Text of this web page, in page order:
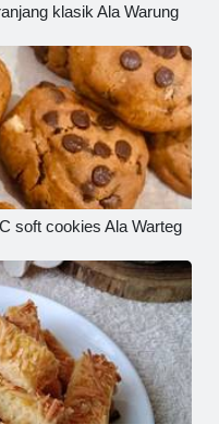
klasik Ala Warung
soft cookies Ala Warteg